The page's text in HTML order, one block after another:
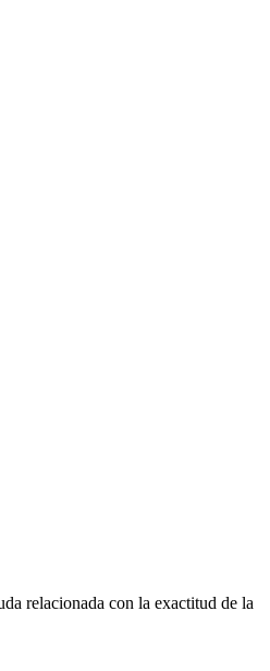
relacionada con la exactitud de la